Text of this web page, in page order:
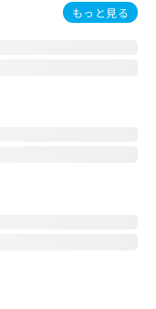
もっと見る